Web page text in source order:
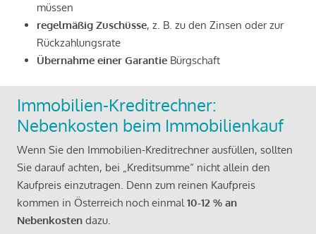
müssen
regelmäßig Zuschüsse, z. B. zu den Zinsen oder zur
Rückzahlungsrate
Übernahme einer Garantie Bürgschaft
Immobilien-Kreditrechner:
Nebenkosten beim Immobilienkauf
Wenn Sie den Immobilien-Kreditrechner ausfüllen, sollten
Sie darauf achten, bei „Kreditsumme“ nicht allein den
Kaufpreis einzutragen. Denn zum reinen Kaufpreis
kommen in Österreich noch einmal10-12 % an
Nebenkosten dazu.